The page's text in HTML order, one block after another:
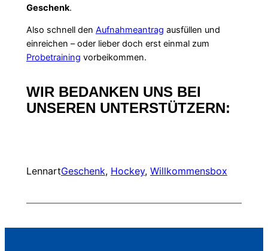
Geschenk.
Also schnell den Aufnahmeantrag ausfüllen und
einreichen – oder lieber doch erst einmal zum
Probetraining vorbeikommen.
WIR BEDANKEN UNS BEI
UNSEREN UNTERSTÜTZERN:
LennartGeschenk, Hockey, Willkommensbox